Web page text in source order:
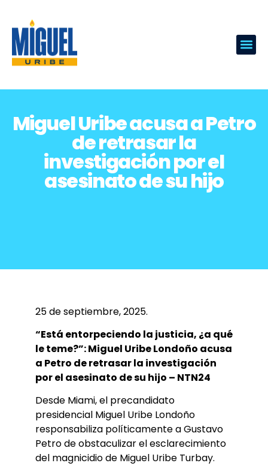
Miguel Uribe acusa a Petro
de retrasar la
investigación por el
asesinato de su hijo
25 de septiembre, 2025.
“Está entorpeciendo la justicia, ¿a qué
le teme?”: Miguel Uribe Londoño acusa
a Petro de retrasar la investigación
por el asesinato de su hijo – NTN24
Desde Miami, el precandidato
presidencial Miguel Uribe Londoño
responsabiliza políticamente a Gustavo
Petro de obstaculizar el esclarecimiento
del magnicidio de Miguel Uribe Turbay.